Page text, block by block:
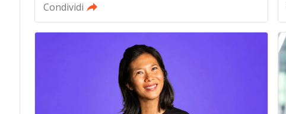
Condividi